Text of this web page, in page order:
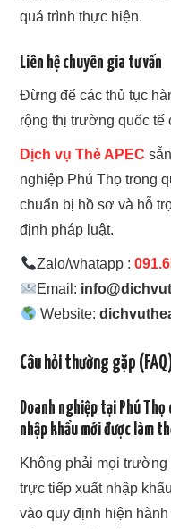
quá trình thực hiện.
Liên hệ chuyên gia tư vấn
Đừng để các thủ tục
rộng thị trường quốc tế
Dịch vụ Thẻ APEC
nghiệp Phú Thọ trong
chuẩn bị hồ sơ và hỗ
định pháp luật.
Zalo/whatapp :
Email:
Website:
Câu hỏi thường gặp
Doanh nghiệp tại Phú
nhập khẩu mới được làm
Không phải mọi
trực tiếp xuất nhập
vào quy định hiện